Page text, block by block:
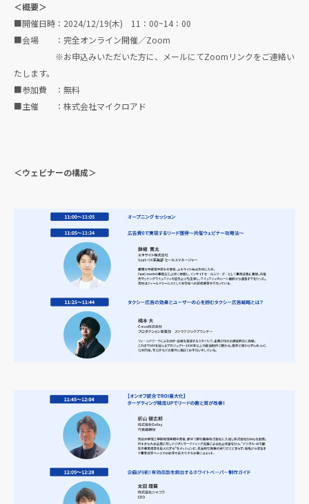
＜概要＞
■開催日時：2024/12/19(木) 11：00~14：00
■会場 ：完全オンライン開催／Zoom
※お申込みいただいた方に、メールにてZoomリンクをご連絡い
たします。
■参加費 ：無料
■主催 ：株式会社マイクロアド
＜ウェビナーの構成＞